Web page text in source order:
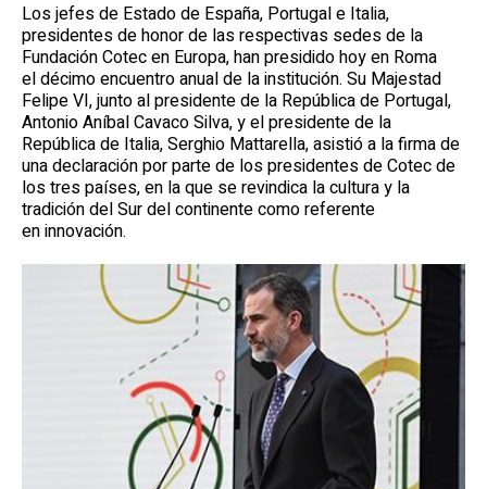
Los jefes de Estado de España, Portugal e Italia,
presidentes de honor de las respectivas sedes de la
Fundación Cotec en Europa, han presidido hoy en Roma
el décimo encuentro anual de la institución. Su Majestad
Felipe VI, junto al presidente de la República de Portugal,
Antonio Aníbal Cavaco Silva, y el presidente de la
República de Italia, Serghio Mattarella, asistió a la firma de
una declaración por parte de los presidentes de Cotec de
los tres países, en la que se revindica la cultura y la
tradición del Sur del continente como referente
en innovación.